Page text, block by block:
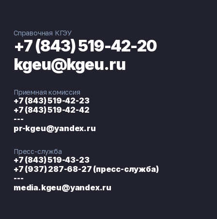
Справочная КГЭУ
+7 (843) 519-42-20
kgeu@kgeu.ru
Приемная комиссия
+7 (843) 519-42-23
+7 (843) 519-42-42
---
pr-kgeu@yandex.ru
Пресс-служба
+7 (843) 519-43-23
+7 (937) 287-68-27 (пресс-служба)
---
media.kgeu@yandex.ru